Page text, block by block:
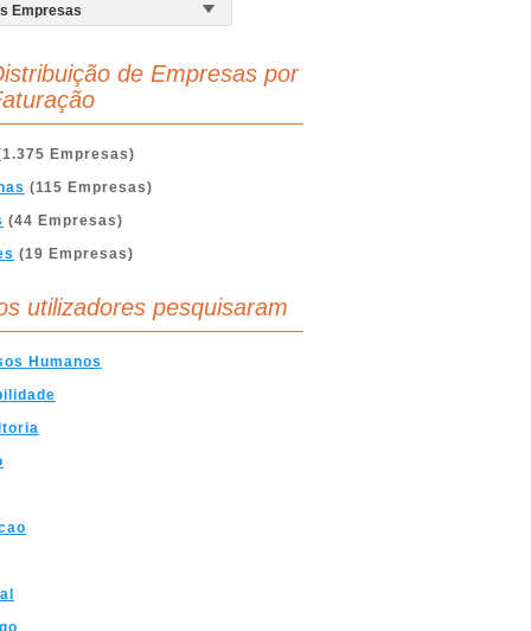
de Empresas por
Empresas)
(115 Empresas)
(44 Empresas)
(19 Empresas)
utilizadores pesquisaram
Humanos